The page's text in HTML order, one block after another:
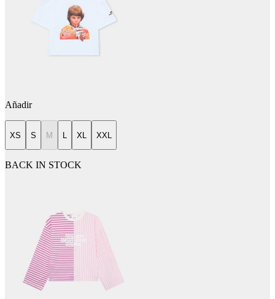
Añadir
XS S M L XL XXL
BACK IN STOCK